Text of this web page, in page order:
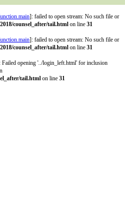
]: failed to open stream: No such file or
counsel_after/tail.html on line 31
]: failed to open stream: No such file or
counsel_after/tail.html on line 31
Failed opening '../login_left.html' for inclusion
tail.html on line 31